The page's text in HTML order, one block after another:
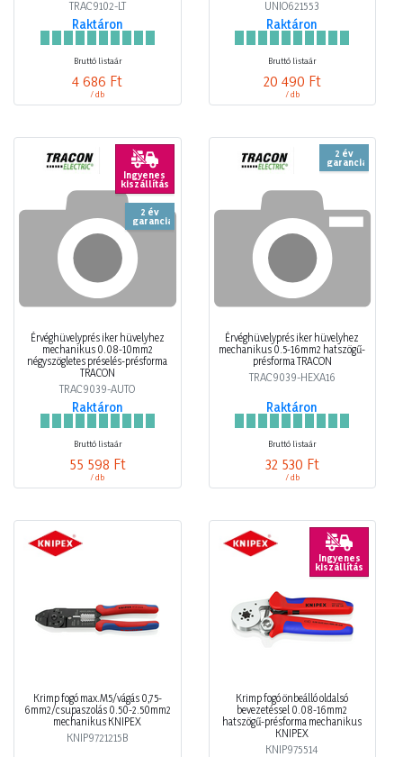
TRAC9102-LT
Raktáron
Bruttó listaár
4 686 Ft
/ db
UNIO621553
Raktáron
Bruttó listaár
20 490 Ft
/ db
Ingyenes
kiszállítás
2 év
garancia
Érvéghüvelyprés iker hüvelyhez
mechanikus 0.08-10mm2
négyszögletes préselés-présforma
TRACON
TRAC9039-AUTO
Raktáron
Bruttó listaár
55 598 Ft
/ db
2 év
garancia
Érvéghüvelyprés iker hüvelyhez
mechanikus 0.5-16mm2 hatszögű-
présforma TRACON
TRAC9039-HEXA16
Raktáron
Bruttó listaár
32 530 Ft
/ db
Krimp fogó max.M5/vágás 0,75-
6mm2/csupaszolás 0.50-2.50mm2
mechanikus KNIPEX
KNIP9721215B
Ingyenes
kiszállítás
Krimp fogó önbeálló oldalsó
bevezetéssel 0.08-16mm2
hatszögű-présforma mechanikus
KNIPEX
KNIP975514